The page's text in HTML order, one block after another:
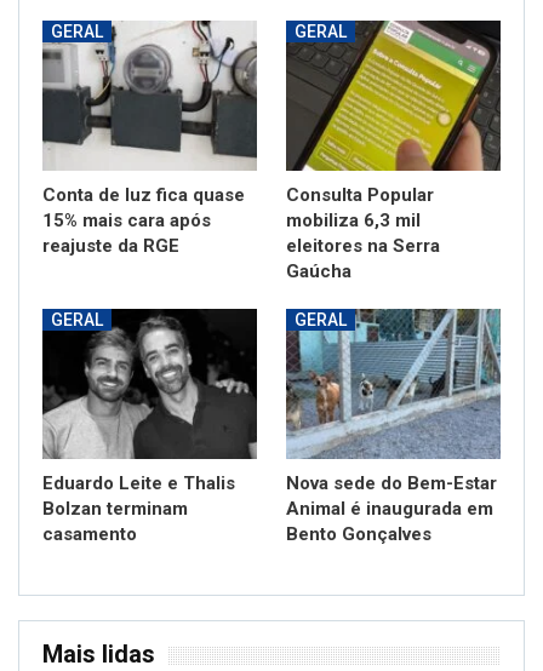
GERAL
Conta de luz fica quase
15% mais cara após
reajuste da RGE
GERAL
Consulta Popular
mobiliza 6,3 mil
eleitores na Serra
Gaúcha
GERAL
Eduardo Leite e Thalis
Bolzan terminam
casamento
GERAL
Nova sede do Bem-Estar
Animal é inaugurada em
Bento Gonçalves
Mais lidas